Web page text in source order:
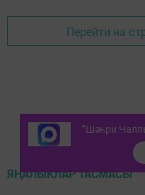
Перейти на
ЯҢАЛЫКЛАР ТАСМАСЫ
"Шәһри